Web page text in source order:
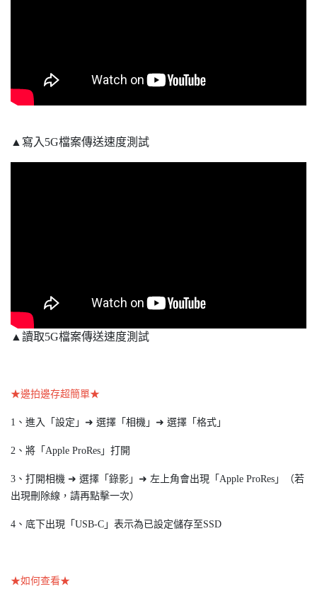
▲寫入5G檔案傳送速度測試
▲讀取5G檔案傳送速度測試
★邊拍邊存超簡單★
1、進入「設定」➜ 選擇「相機」➜ 選擇「格式」
2、將「Apple ProRes」打開
3、打開相機 ➜ 選擇「錄影」➜ 左上角會出現「Apple ProRes」（若
出現刪除線，請再點擊一次）
4、底下出現「USB-C」表示為已設定儲存至SSD
★如何查看★